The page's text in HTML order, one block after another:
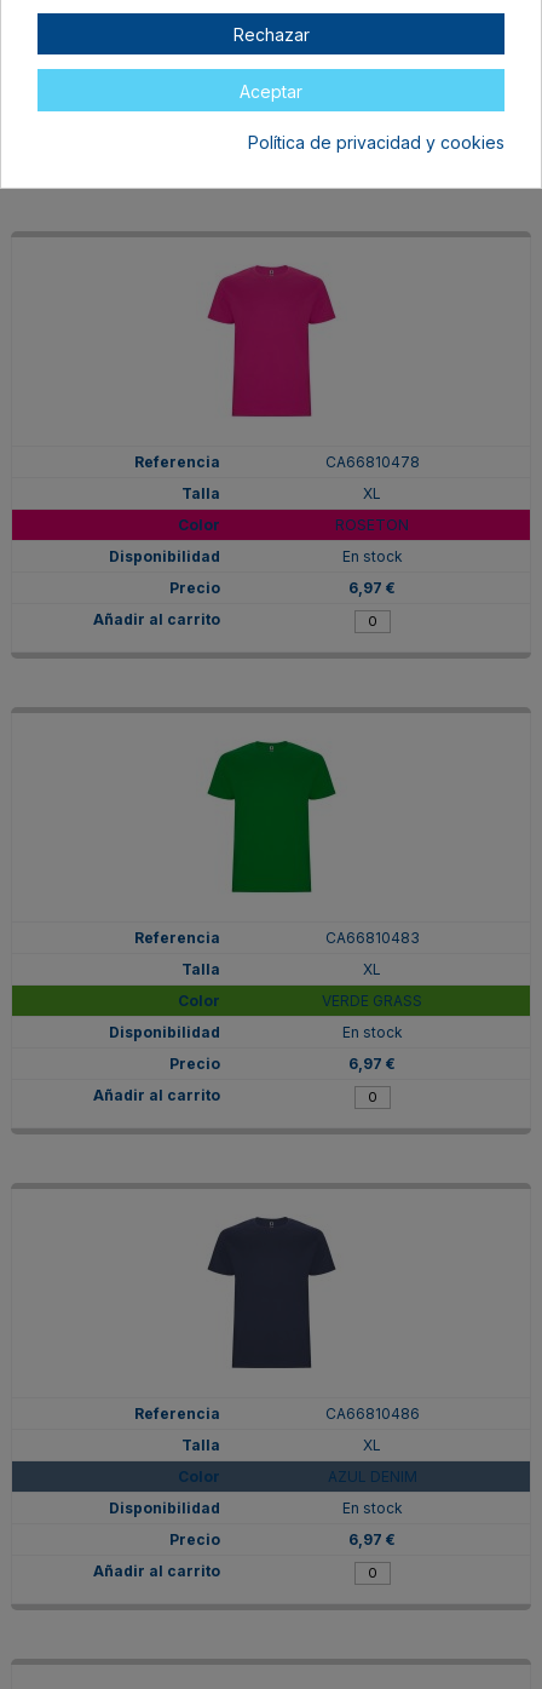
XL
6,97 €
CA66810478
XL
ROSETON
En stock
6,97 €
CA66810483
XL
VERDE GRASS
En stock
6,97 €
CA66810486
XL
AZUL DENIM
En stock
6,97 €
Rechazar
Aceptar
Política de privacidad y cookies